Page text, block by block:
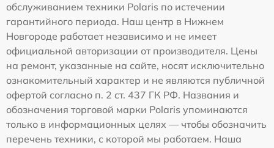
обслуживанием техники Polaris по истечении
гарантийного периода. Наш центр в Нижнем
Новгороде работает независимо и не имеет
официальной авторизации от производителя. Цены
на ремонт, указанные на сайте, носят исключительно
ознакомительный характер и не являются публичной
офертой согласно п. 2 ст. 437 ГК РФ. Названия и
обозначения торговой марки Polaris упоминаются
только в информационных целях — чтобы обозначить
перечень техники, с которой мы работаем. Наша